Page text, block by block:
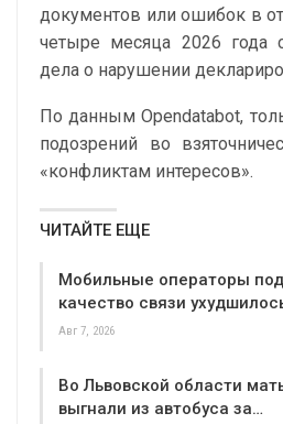
документов или ошибок в
четыре месяца 2026 года
дела о нарушении
По данным Opendatabot,
подозрений во
«конфликтам интересов».
ЧИТАЙТЕ ЕЩЕ
Мобильные операторы
качество связи
Авг 7, 2026
Во Львовской области
выгнали из автобуса за…